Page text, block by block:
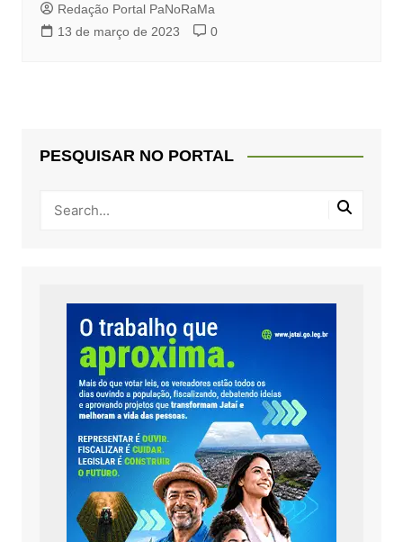
Redação Portal PaNoRaMa
13 de março de 2023
0
PESQUISAR NO PORTAL